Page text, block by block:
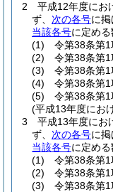
2
平成12年度にお
ず、 次の各号に
当該各号に定める
(1)
令第38条第
(2)
令第38条第
(3)
令第38条第
(4)
令第38条第
(5)
令第38条第
(平成13年度にお
3
平成13年度にお
ず、 次の各号に
当該各号に定める
(1)
令第38条第
(2)
令第38条第
(3)
令第38条第